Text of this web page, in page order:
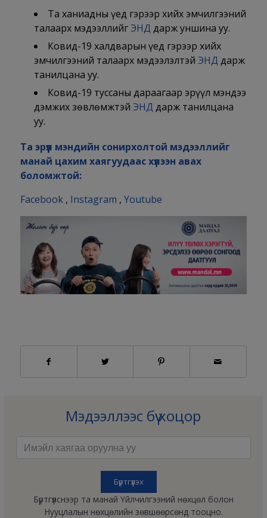
Та ханиадны үед гэрээр хийх эмчилгээний
талаарх мэдээллийг ЭНД дарж уншина уу.
Ковид-19 халдварын үед гэрээр хийх
эмчилгээний талаарх мэдээлэлтэй ЭНД дарж
танилцана уу.
Ковид-19 туссаны дараагаар эрүүл мэндээ
дэмжих зөвлөмжтэй ЭНД дарж танилцана
уу.
Та эрүүл мэндийн сонирхолтой мэдээллийг
манай цахим хаягуудаас хүлээн авах
боломжтой:
Facebook, Instagram , Youtube
Мэдээллээс бүү хоцор
Бүртгүүлснээр та манай Үйлчилгээний нөхцөл болон
Нууцлалын нөхцөлийн зөвшөөрсөнд тооцно.